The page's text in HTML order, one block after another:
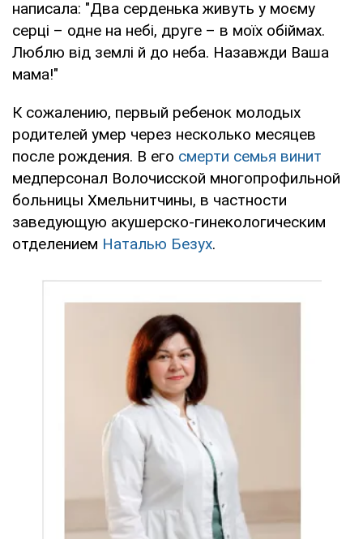
написала: "Два серденька живуть у моєму
серці – одне на небі, друге – в моїх обіймах.
Люблю від землі й до неба. Назавжди Ваша
мама!"
К сожалению, первый ребенок молодых
родителей умер через несколько месяцев
после рождения. В его смерти семья винит
медперсонал Волочисской многопрофильной
больницы Хмельнитчины, в частности
заведующую акушерско-гинекологическим
отделением Наталью Безух.